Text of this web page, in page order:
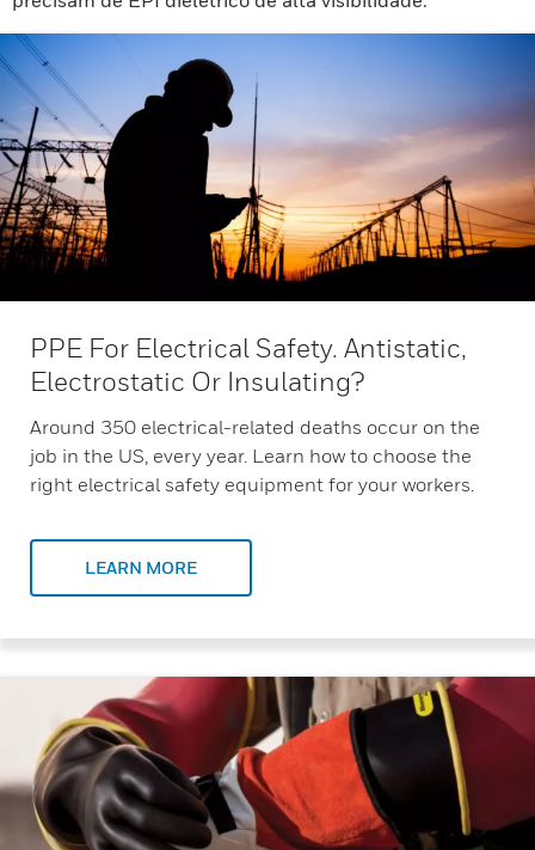
PPE For Electrical Safety. Antistatic,
Electrostatic Or Insulating?
Around 350 electrical-related deaths occur on the
job in the US, every year. Learn how to choose the
right electrical safety equipment for your workers.
LEARN MORE